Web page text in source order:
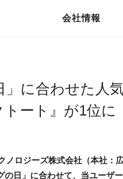
会社情報
私たちのこと
」に合わせた人
ート』が1位に
ロジーズ株式会社（本社：
日」に合わせて、当ユーザ